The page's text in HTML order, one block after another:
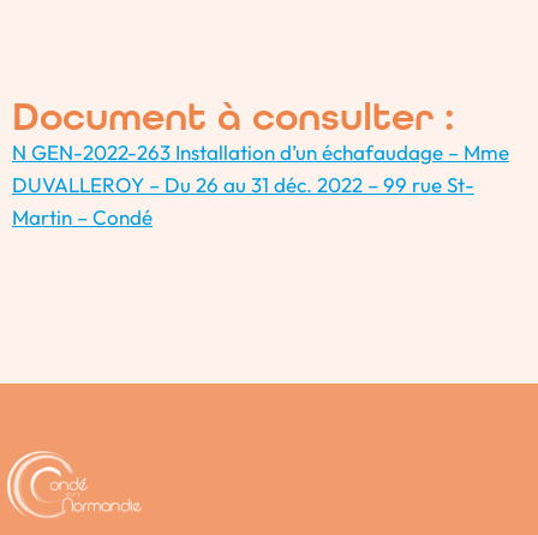
Document à consulter :
N GEN-2022-263 Installation d’un échafaudage – Mme
DUVALLEROY – Du 26 au 31 déc. 2022 – 99 rue St-
Martin – Condé